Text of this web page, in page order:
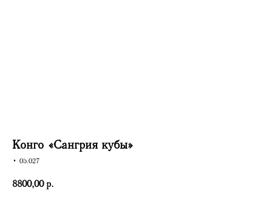
Конго «Сангрия кубы»
• 05.027
8800,00 р.